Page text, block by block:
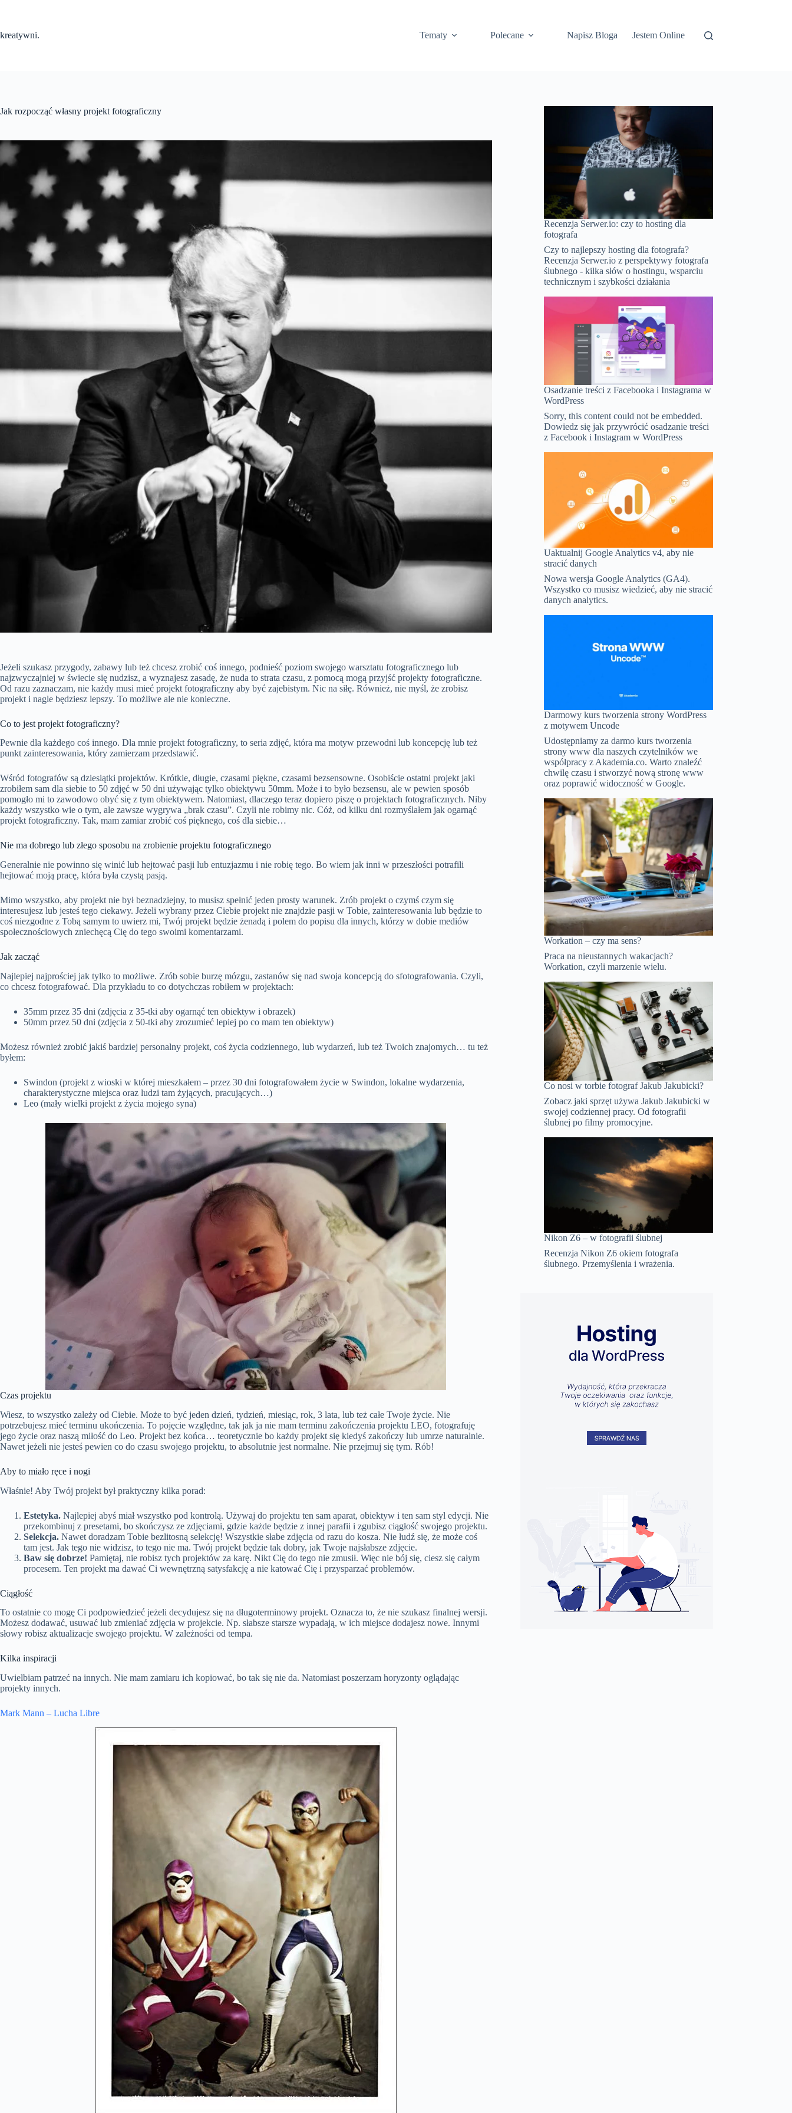
kreatywni.
Tematy Polecane Napisz Bloga Jestem Online
Jak rozpocząć własny projekt fotograficzny
Jeżeli szukasz przygody, zabawy lub też chcesz zrobić coś innego, podnieść poziom swojego warsztatu fotograficznego lub
najzwyczajniej w świecie się nudzisz, a wyznajesz zasadę, że nuda to strata czasu, z pomocą mogą przyjść projekty fotograficzne.
Od razu zaznaczam, nie każdy musi mieć projekt fotograficzny aby być zajebistym. Nic na siłę. Również, nie myśl, że zrobisz
projekt i nagle będziesz lepszy. To możliwe ale nie konieczne.
Co to jest projekt fotograficzny?
Pewnie dla każdego coś innego. Dla mnie projekt fotograficzny, to seria zdjęć, która ma motyw przewodni lub koncepcję lub też
punkt zainteresowania, który zamierzam przedstawić.
Wśród fotografów są dziesiątki projektów. Krótkie, długie, czasami piękne, czasami bezsensowne. Osobiście ostatni projekt jaki
zrobiłem sam dla siebie to 50 zdjęć w 50 dni używając tylko obiektywu 50mm. Może i to było bezsensu, ale w pewien sposób
pomogło mi to zawodowo obyć się z tym obiektywem. Natomiast, dlaczego teraz dopiero piszę o projektach fotograficznych. Niby
każdy wszystko wie o tym, ale zawsze wygrywa „brak czasu”. Czyli nie robimy nic. Cóż, od kilku dni rozmyślałem jak ogarnąć
projekt fotograficzny. Tak, mam zamiar zrobić coś pięknego, coś dla siebie…
Nie ma dobrego lub złego sposobu na zrobienie projektu fotograficznego
Generalnie nie powinno się winić lub hejtować pasji lub entuzjazmu i nie robię tego. Bo wiem jak inni w przeszłości potrafili
hejtować moją pracę, która była czystą pasją.
Mimo wszystko, aby projekt nie był beznadziejny, to musisz spełnić jeden prosty warunek. Zrób projekt o czymś czym się
interesujesz lub jesteś tego ciekawy. Jeżeli wybrany przez Ciebie projekt nie znajdzie pasji w Tobie, zainteresowania lub będzie to
coś niezgodne z Tobą samym to uwierz mi, Twój projekt będzie żenadą i polem do popisu dla innych, którzy w dobie mediów
społecznościowych zniechęcą Cię do tego swoimi komentarzami.
Jak zacząć
Najlepiej najprościej jak tylko to możliwe. Zrób sobie burzę mózgu, zastanów się nad swoja koncepcją do sfotografowania. Czyli,
co chcesz fotografować. Dla przykładu to co dotychczas robiłem w projektach:
35mm przez 35 dni (zdjęcia z 35-tki aby ogarnąć ten obiektyw i obrazek)
50mm przez 50 dni (zdjęcia z 50-tki aby zrozumieć lepiej po co mam ten obiektyw)
Możesz również zrobić jakiś bardziej personalny projekt, coś życia codziennego, lub wydarzeń, lub też Twoich znajomych… tu też
byłem:
Swindon (projekt z wioski w której mieszkałem – przez 30 dni fotografowałem życie w Swindon, lokalne wydarzenia,
charakterystyczne miejsca oraz ludzi tam żyjących, pracujących…)
Leo (mały wielki projekt z życia mojego syna)
Czas projektu
Wiesz, to wszystko zależy od Ciebie. Może to być jeden dzień, tydzień, miesiąc, rok, 3 lata, lub też całe Twoje życie. Nie
potrzebujesz mieć terminu ukończenia. To pojęcie względne, tak jak ja nie mam terminu zakończenia projektu LEO, fotografuję
jego życie oraz naszą miłość do Leo. Projekt bez końca… teoretycznie bo każdy projekt się kiedyś zakończy lub umrze naturalnie.
Nawet jeżeli nie jesteś pewien co do czasu swojego projektu, to absolutnie jest normalne. Nie przejmuj się tym. Rób!
Aby to miało ręce i nogi
Właśnie! Aby Twój projekt był praktyczny kilka porad:
Estetyka. Najlepiej abyś miał wszystko pod kontrolą. Używaj do projektu ten sam aparat, obiektyw i ten sam styl edycji. Nie
przekombinuj z presetami, bo skończysz ze zdjęciami, gdzie każde będzie z innej parafii i zgubisz ciągłość swojego projektu.
Selekcja. Nawet doradzam Tobie bezlitosną selekcję! Wszystkie słabe zdjęcia od razu do kosza. Nie łudź się, że może coś
tam jest. Jak tego nie widzisz, to tego nie ma. Twój projekt będzie tak dobry, jak Twoje najsłabsze zdjęcie.
Baw się dobrze! Pamiętaj, nie robisz tych projektów za karę. Nikt Cię do tego nie zmusił. Więc nie bój się, ciesz się całym
procesem. Ten projekt ma dawać Ci wewnętrzną satysfakcję a nie katować Cię i przysparzać problemów.
Ciągłość
To ostatnie co mogę Ci podpowiedzieć jeżeli decydujesz się na długoterminowy projekt. Oznacza to, że nie szukasz finalnej wersji.
Możesz dodawać, usuwać lub zmieniać zdjęcia w projekcie. Np. słabsze starsze wypadają, w ich miejsce dodajesz nowe. Innymi
słowy robisz aktualizacje swojego projektu. W zależności od tempa.
Kilka inspiracji
Uwielbiam patrzeć na innych. Nie mam zamiaru ich kopiować, bo tak się nie da. Natomiast poszerzam horyzonty oglądając
projekty innych.
Mark Mann – Lucha Libre
Recenzja Serwer.io: czy to hosting dla
fotografa
Czy to najlepszy hosting dla fotografa?
Recenzja Serwer.io z perspektywy fotografa
ślubnego - kilka słów o hostingu, wsparciu
technicznym i szybkości działania
Osadzanie treści z Facebooka i Instagrama w
WordPress
Sorry, this content could not be embedded.
Dowiedz się jak przywrócić osadzanie treści
z Facebook i Instagram w WordPress
Uaktualnij Google Analytics v4, aby nie
stracić danych
Nowa wersja Google Analytics (GA4).
Wszystko co musisz wiedzieć, aby nie stracić
danych analytics.
Darmowy kurs tworzenia strony WordPress
z motywem Uncode
Udostępniamy za darmo kurs tworzenia
strony www dla naszych czytelników we
współpracy z Akademia.co. Warto znaleźć
chwilę czasu i stworzyć nową stronę www
oraz poprawić widoczność w Google.
Workation – czy ma sens?
Praca na nieustannych wakacjach?
Workation, czyli marzenie wielu.
Co nosi w torbie fotograf Jakub Jakubicki?
Zobacz jaki sprzęt używa Jakub Jakubicki w
swojej codziennej pracy. Od fotografii
ślubnej po filmy promocyjne.
Nikon Z6 – w fotografii ślubnej
Recenzja Nikon Z6 okiem fotografa
ślubnego. Przemyślenia i wrażenia.